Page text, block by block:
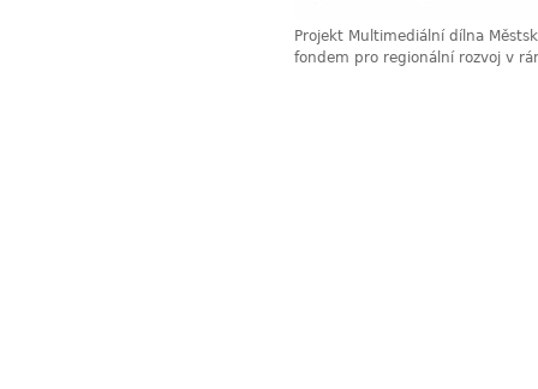
Projekt Multimediální dílna
fondem pro regionální rozvoj v